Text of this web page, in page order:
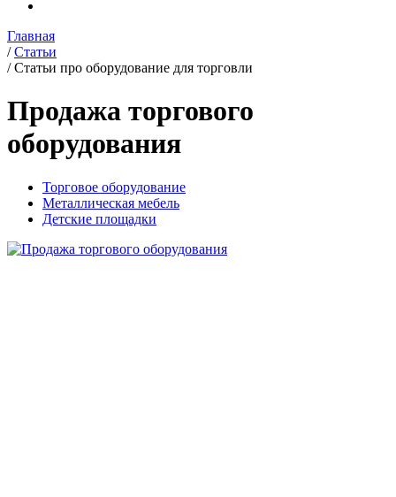
Главная
/ Статьи
/ Статьи про оборудование для торговли
Продажа торгового
оборудования
Торговое оборудование
Металлическая мебель
Детские площадки